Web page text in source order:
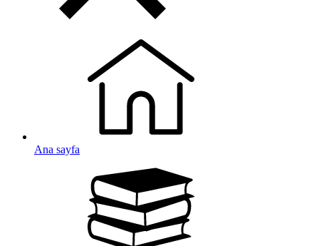
Ana sayfa